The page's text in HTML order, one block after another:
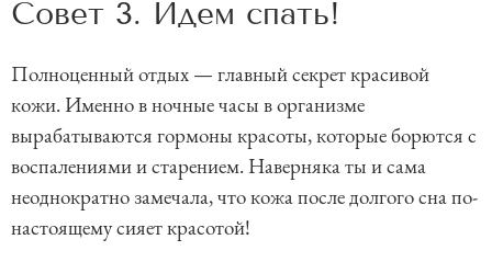
Совет 3. Идем спать!
Полноценный отдых — главный секрет красивой
кожи. Именно в ночные часы в организме
вырабатываются гормоны красоты, которые борются с
воспалениями и старением. Наверняка ты и сама
неоднократно замечала, что кожа после долгого сна по-
настоящему сияет красотой!